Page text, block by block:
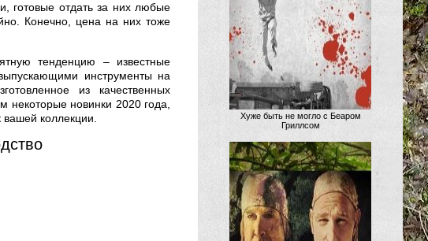
готовые отдать за них любые
Конечно, цена на них тоже
тенденцию – известные
инструменты на
из качественных
некоторые новинки 2020 года,
коллекции.
Хуже быть не могло с Беаром
Гриллсом